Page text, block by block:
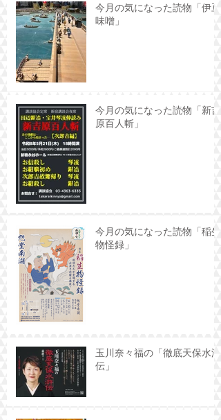
今月の気になった読物「伊豆
味噌」
今月の気になった読物「新吉
原百人斬」
今月の気になった読物「稲生
物怪録」
玉川奈々福の「徹底天保水滸
伝」